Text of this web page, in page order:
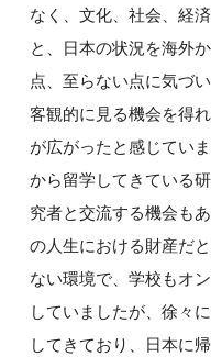
なく、文化、社会、経
と、日本の状況を海外
点、至らない点に気づ
客観的に見る機会を得
が広がったと感じてい
から留学してきている
究者と交流する機会も
の人生における財産だ
ない環境で、学校もオ
していましたが、徐々
してきており、日本に